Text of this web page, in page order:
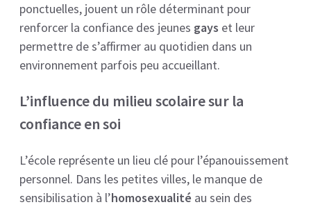
ponctuelles, jouent un rôle déterminant pour
renforcer la confiance des jeunes gays et leur
permettre de s’affirmer au quotidien dans un
environnement parfois peu accueillant.
L’influence du milieu scolaire sur la
confiance en soi
L’école représente un lieu clé pour l’épanouissement
personnel. Dans les petites villes, le manque de
sensibilisation à l’homosexualité au sein des